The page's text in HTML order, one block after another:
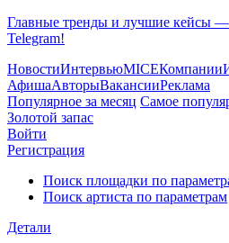
Главные тренды и лучшие кейсы
Telegram!
НовостиИнтервьюMICEКомпании
АфишаАвторыВакансииРеклама
Популярное за месяц Самое
Золотой запас
Войти
Регистрация
Поиск площадки по
Поиск артиста по параметрам
Детали